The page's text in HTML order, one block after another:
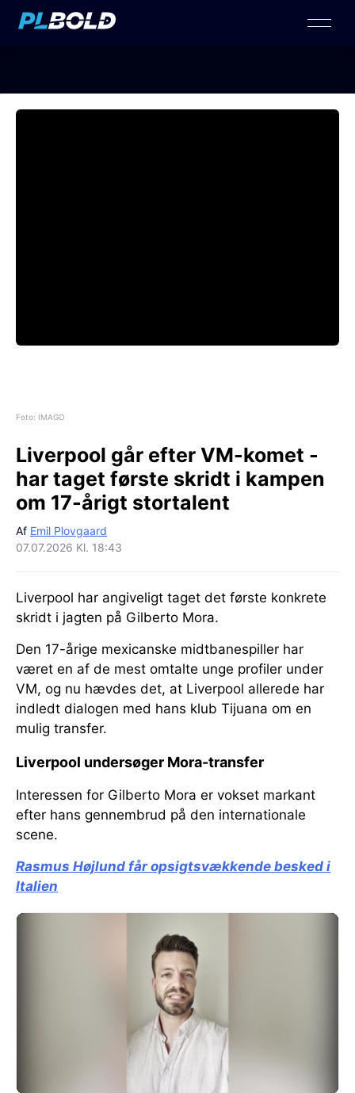
Foto: IMAGO
Liverpool går efter VM-komet -
har taget første skridt i kampen
om 17-årigt stortalent
Af Emil Plovgaard
07.07.2026 Kl. 18:43
Liverpool har angiveligt taget det første konkrete
skridt i jagten på Gilberto Mora.
Den 17-årige mexicanske midtbanespiller har
været en af de mest omtalte unge profiler under
VM, og nu hævdes det, at Liverpool allerede har
indledt dialogen med hans klub Tijuana om en
mulig transfer.
Liverpool undersøger Mora-transfer
Interessen for Gilberto Mora er vokset markant
efter hans gennembrud på den internationale
scene.
Rasmus Højlund får opsigtsvækkende besked i
Italien